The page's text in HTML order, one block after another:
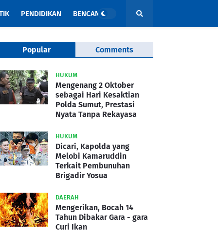
PENDIDIKAN BENCANA
Popular Comments
HUKUM
Mengenang 2 Oktober
sebagai Hari Kesaktian
Polda Sumut, Prestasi
Nyata Tanpa Rekayasa
HUKUM
Dicari, Kapolda yang
Melobi Kamaruddin
Terkait Pembunuhan
Brigadir Yosua
DAERAH
Mengerikan, Bocah 14
Tahun Dibakar Gara - gara
Curi Ikan